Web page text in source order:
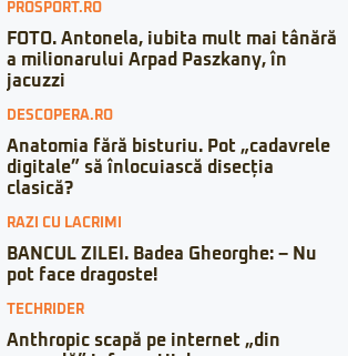
PROSPORT.RO
FOTO. Antonela, iubita mult mai tânără
a milionarului Arpad Paszkany, în
jacuzzi
DESCOPERA.RO
Anatomia fără bisturiu. Pot „cadavrele
digitale” să înlocuiască disecția
clasică?
RAZI CU LACRIMI
BANCUL ZILEI. Badea Gheorghe: – Nu
pot face dragoste!
TECHRIDER
Anthropic scapă pe internet „din